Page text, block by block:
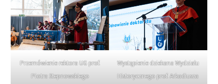
Przemówienie rektora UG prof.
Piotra Stepnowskiego
Wystąpienie dziekana Wydziału
Historycznego prof. Arkadiusza